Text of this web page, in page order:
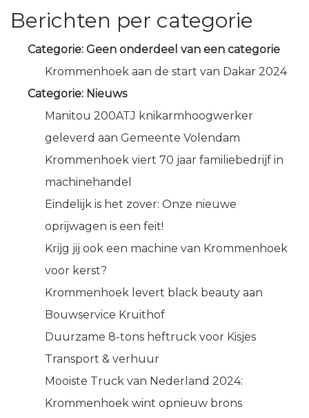
Berichten per categorie
Categorie: Geen onderdeel van een categorie
Krommenhoek aan de start van Dakar 2024
Categorie: Nieuws
Manitou 200ATJ knikarmhoogwerker
geleverd aan Gemeente Volendam
Krommenhoek viert 70 jaar familiebedrijf in
machinehandel
Eindelijk is het zover: Onze nieuwe
oprijwagen is een feit!
Krijg jij ook een machine van Krommenhoek
voor kerst?
Krommenhoek levert black beauty aan
Bouwservice Kruithof
Duurzame 8-tons heftruck voor Kisjes
Transport & verhuur
Mooiste Truck van Nederland 2024:
Krommenhoek wint opnieuw brons